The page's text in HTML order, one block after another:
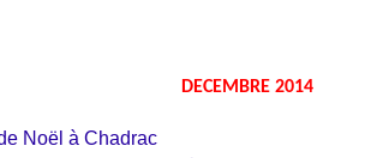
DECEMBRE 2014
Noël à Chadrac